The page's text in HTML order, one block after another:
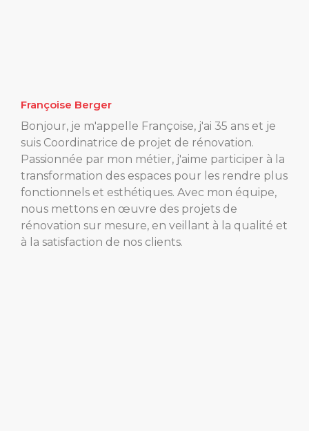
Françoise Berger
Bonjour, je m'appelle Françoise, j'ai 35 ans et je
suis Coordinatrice de projet de rénovation.
Passionnée par mon métier, j'aime participer à la
transformation des espaces pour les rendre plus
fonctionnels et esthétiques. Avec mon équipe,
nous mettons en œuvre des projets de
rénovation sur mesure, en veillant à la qualité et
à la satisfaction de nos clients.